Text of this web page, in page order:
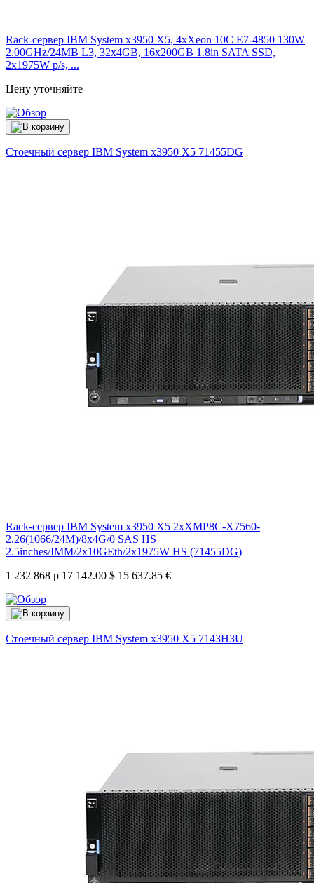
Rack-сервер IBM System x3950 X5, 4xXeon 10C E7-4850 130W
2.00GHz/24MB L3, 32x4GB, 16x200GB 1.8in SATA SSD,
2x1975W p/s, ...
Цену уточняйте
Стоечный сервер IBM System x3950 X5 71455DG
Rack-сервер IBM System x3950 X5 2xXMP8C-X7560-
2.26(1066/24M)/8x4G/0 SAS HS
2.5inches/IMM/2x10GEth/2x1975W HS (71455DG)
1 232 868 р 17 142.00 $ 15 637.85 €
Стоечный сервер IBM System x3950 X5 7143H3U